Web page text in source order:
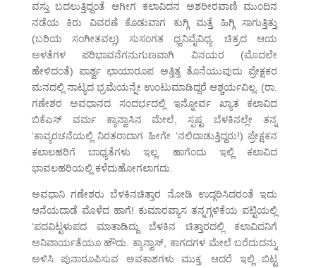
ವಸ್ತು ಬದಲುತ್ತಿದ್ದಂತೆ ಆಗೀಗ ಕಲಾವಿದನ ಅಶರೀರವಾಣಿ ಮುಂದಿನ
ನಡೆಯ ಕಿರು ವಿವರಣೆ ಕೊಡುವಾಗ ಕುಗ್ಗಿ ಮತ್ತೆ ಹಿಗ್ಗಿ ಸಾಗುತ್ತಿತ್ತು
(ಬರಿಯ ಸಂಗೀತವಲ್ಲ) ಸುಸಂಗತ ಧ್ವನಿವೈವಿಧ್ಯ. ಚಿತ್ರದ ಆಯ
ಅಳತೆಗಳ ಪರಿಭಾವನೆಗನುಗುಣವಾಗಿ ವಿನಯರ (ಮೊದಲೇ
ಹೇಳಿದಂತೆ) ಪಾರ್ಶ್ವ ಛಾಯಾರೂಪ ಅತ್ತಿತ್ತ ತೊನೆಯುವುದು ಪ್ರೇಕ್ಷಕರ
ಮನದಲ್ಲಿ ನಾಟ್ಯದ ಭ್ರಮೆಯನ್ನೇ ಉಂಟುಮಾಡಿದ್ದರೆ ಆಶ್ಚರ್ಯವಿಲ್ಲ. (ರಾ.
ಗಣೇಶರ ಅವಧಾನದ ಸಂದರ್ಭದಲ್ಲಿ ಇನ್ನೋರ್ವ ಖ್ಯಾತ ಕಲಾವಿದ
ಬಿಕೆಎಸ್ ವರ್ಮ ಕ್ಯಾನ್ವಾಸಿನ ಮೇಲೆ, ಸ್ಪಷ್ಟ ಬೆಳಕಿನಲ್ಲೇ ತನ್ನ
‘ಕಾವ್ಯರಚನೆಯಲ್ಲಿ ನಿರತರಾದಾಗ ಹೀಗೇ ‘ನಲಿದಾಡುತ್ತಿದ್ದರು!) ಪ್ರೇಕ್ಷಕನ
ಕಲಾಲಹರಿಗೆ ಬಾಧ್ಯತೆಗಳು ಇಲ್ಲ. ಹಾಗೆಂದು ಇಲ್ಲಿ ಕಲಾವಿದ
ಭಾವಲಹರಿಯಲ್ಲಿ ಕಳೆದುಹೋಗಲಾಗದು.
ಅವಧಾನಿ ಗಣೇಶರು ಬೆಳಕಿನಚಿತ್ತಾರ ನೋಡಿ ಉದ್ಗರಿಸಿದರಂತೆ ಇದು
ಆನೆಯದಾಡೆ ಮೊಳೆದ ಹಾಗೆ! ಕುಮಾರವ್ಯಾಸ ತನ್ನಗ್ಗಳಿಕೆಯ ಪಟ್ಟಿಯಲ್ಲಿ
‘ಪದವಿಟ್ಟಳುಪದ ಮಾತಾಡಿದ್ದು ಬೆಳಕಿನ ಚಿತ್ತಾರದಲ್ಲಿ ಕಲಾವಿದನಿಗೆ
ಅನಿವಾರ್ಯತೆಯೂ ಹೌದು. ಕ್ಯಾನ್ವಾಸ್, ಕಾಗದಗಳ ಮೇಲೆ ಬರೆದುದನ್ನು
ಅಳಿಸಿ ಪುನಾರೂಪಿಸುವ ಅವಕಾಶಗಳು ಮುಕ್ತ. ಆದರೆ ಇಲ್ಲಿ ಬಿಟ್ಟ